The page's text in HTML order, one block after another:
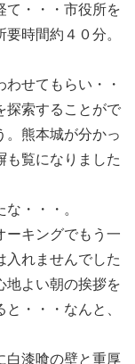
て・・・市役所を
時間約４０分。
せてもらい・・
探索することがで
。熊本城が分かっ
も覧になりました
・・・。
ーキングでもう一
入れませんでした
地よい朝の挨拶を
・・・なんと、
白漆喰の壁と重厚